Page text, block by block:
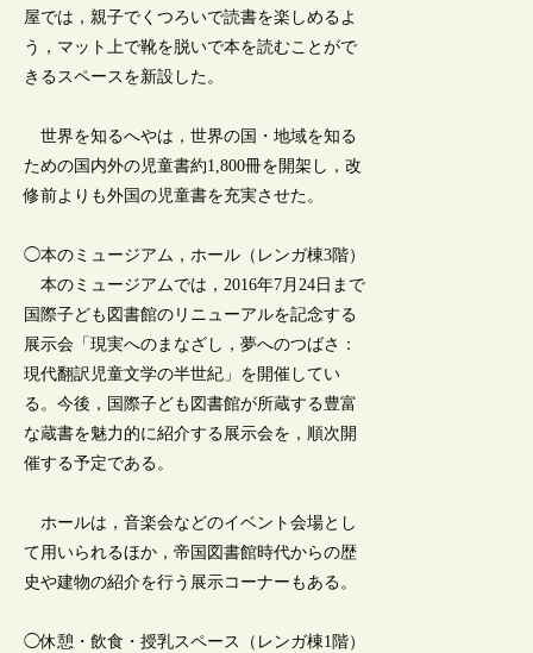
屋では，親子でくつろいで読書を楽しめるよ
う，マット上で靴を脱いで本を読むことがで
きるスペースを新設した。
世界を知るへやは，世界の国・地域を知る
ための国内外の児童書約1,800冊を開架し，改
修前よりも外国の児童書を充実させた。
◯本のミュージアム，ホール（レンガ棟3階）
本のミュージアムでは，2016年7月24日まで
国際子ども図書館のリニューアルを記念する
展示会「現実へのまなざし，夢へのつばさ：
現代翻訳児童文学の半世紀」を開催してい
る。今後，国際子ども図書館が所蔵する豊富
な蔵書を魅力的に紹介する展示会を，順次開
催する予定である。
ホールは，音楽会などのイベント会場とし
て用いられるほか，帝国図書館時代からの歴
史や建物の紹介を行う展示コーナーもある。
◯休憩・飲食・授乳スペース（レンガ棟1階）